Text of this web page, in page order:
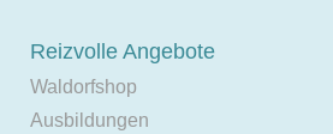
Reizvolle Angebote
Waldorfshop
Ausbildungen